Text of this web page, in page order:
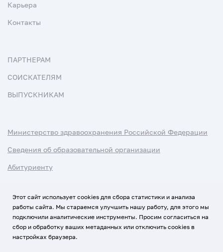
Карьера
Контакты
ПАРТНЕРАМ
СОИСКАТЕЛЯМ
ВЫПУСКНИКАМ
Министерство здравоохранения Российской Федерации
Сведения об образовательной организации
Абитуриенту
Использование Cookies
Политика обработки персональных данных
Этот сайт использует cookies для сбора статистики и анализа
работы сайта. Мы стараемся улучшить нашу работу, для этого мы
подключили аналитические инструменты. Просим согласиться на
сбор и обработку ваших метаданных или отключить cookies в
настройках браузера.